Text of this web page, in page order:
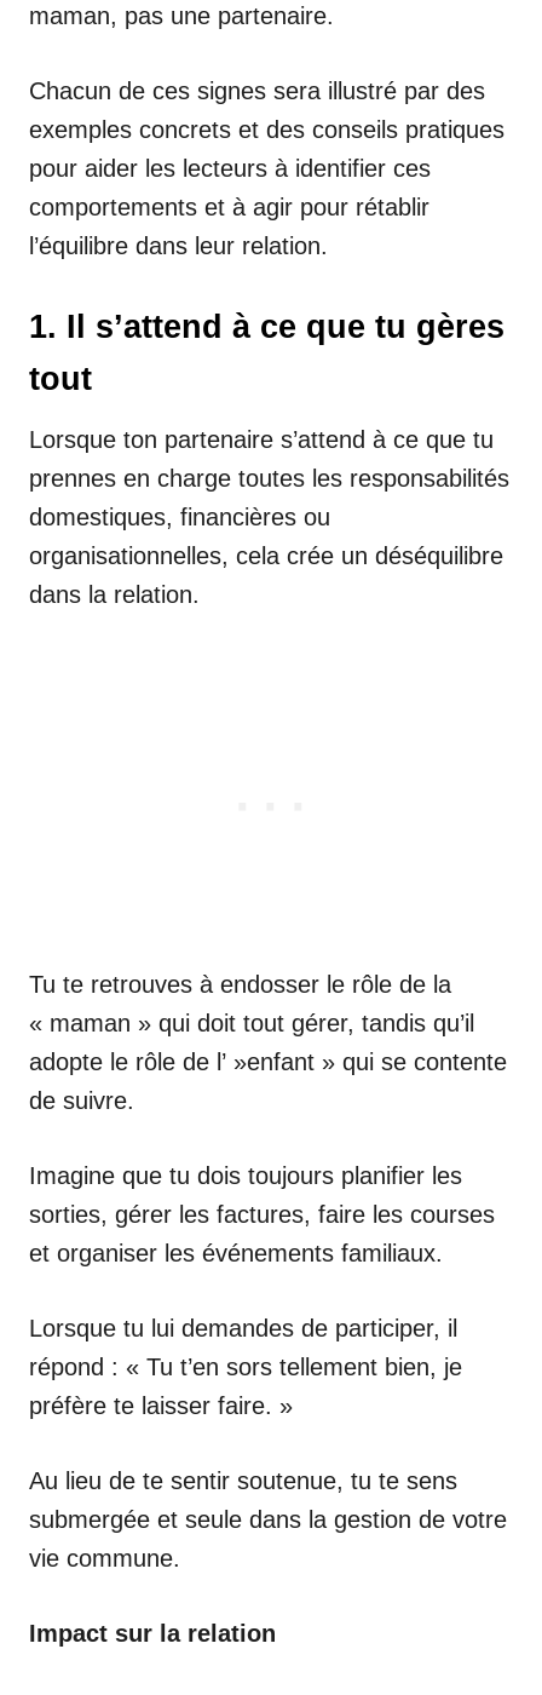
maman, pas une partenaire.
Chacun de ces signes sera illustré par des
exemples concrets et des conseils pratiques
pour aider les lecteurs à identifier ces
comportements et à agir pour rétablir
l’équilibre dans leur relation.
1. Il s’attend à ce que tu gères
tout
Lorsque ton partenaire s’attend à ce que tu
prennes en charge toutes les responsabilités
domestiques, financières ou
organisationnelles, cela crée un déséquilibre
dans la relation.
Tu te retrouves à endosser le rôle de la
« maman » qui doit tout gérer, tandis qu’il
adopte le rôle de l’ »enfant » qui se contente
de suivre.
Imagine que tu dois toujours planifier les
sorties, gérer les factures, faire les courses
et organiser les événements familiaux.
Lorsque tu lui demandes de participer, il
répond : « Tu t’en sors tellement bien, je
préfère te laisser faire. »
Au lieu de te sentir soutenue, tu te sens
submergée et seule dans la gestion de votre
vie commune.
Impact sur la relation